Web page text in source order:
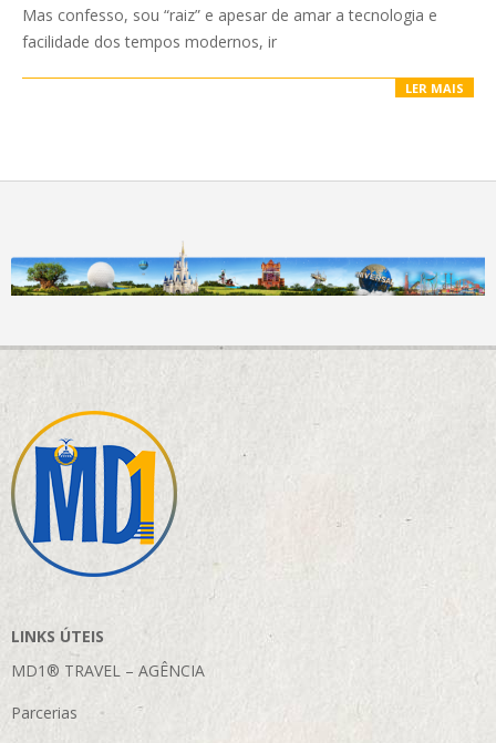
Mas confesso, sou “raiz” e apesar de amar a tecnologia e
facilidade dos tempos modernos, ir
LER MAIS
LINKS ÚTEIS
MD1® TRAVEL – AGÊNCIA
Parcerias